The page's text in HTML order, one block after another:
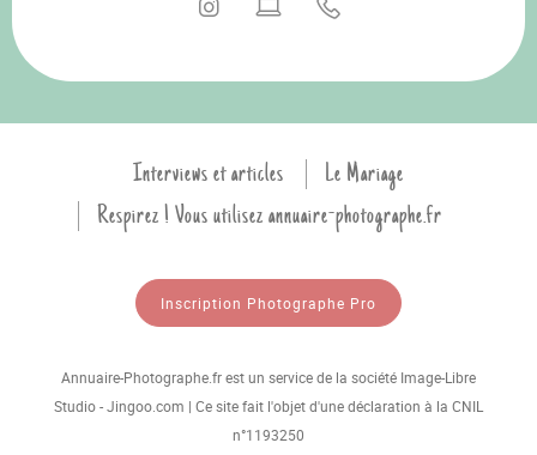
Interviews et articles
Le Mariage
Respirez ! Vous utilisez annuaire-photographe.fr
Inscription Photographe Pro
Annuaire-Photographe.fr est un service de la société Image-Libre
Studio - Jingoo.com | Ce site fait l'objet d'une déclaration à la CNIL
n°1193250